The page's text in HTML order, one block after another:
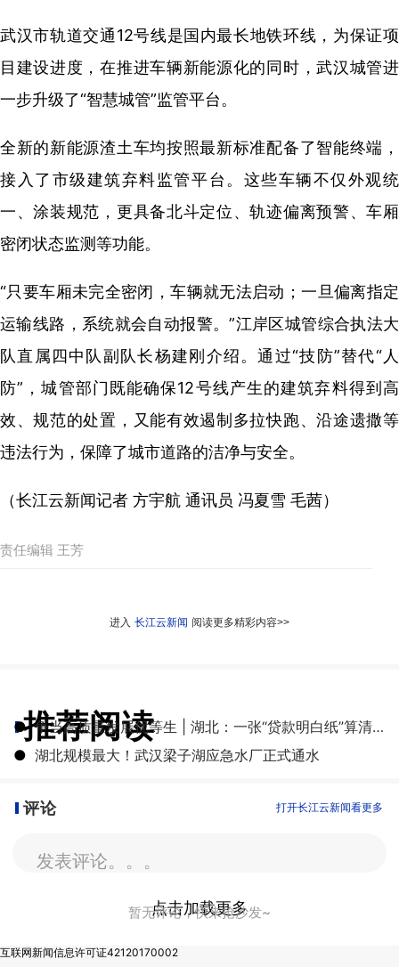
武汉市轨道交通12号线是国内最长地铁环线，为保证项
目建设进度，在推进车辆新能源化的同时，武汉城管进
一步升级了“智慧城管”监管平台。
全新的新能源渣土车均按照最新标准配备了智能终端，
接入了市级建筑弃料监管平台。这些车辆不仅外观统
一、涂装规范，更具备北斗定位、轨迹偏离预警、车厢
密闭状态监测等功能。
“只要车厢未完全密闭，车辆就无法启动；一旦偏离指定
运输线路，系统就会自动报警。”江岸区城管综合执法大
队直属四中队副队长杨建刚介绍。通过“技防”替代“人
防”，城管部门既能确保12号线产生的建筑弃料得到高
效、规范的处置，又能有效遏制多拉快跑、沿途遗撒等
违法行为，保障了城市道路的洁净与安全。
（长江云新闻记者 方宇航 通讯员 冯夏雪 毛茜）
责任编辑 王芳
进入 长江云新闻 阅读更多精彩内容>>
推荐阅读
●
争当高质量发展优等生 | 湖北：一张“贷款明白纸”算清融资成本账
● 湖北规模最大！武汉梁子湖应急水厂正式通水
评论 打开长江云新闻看更多
发表评论。。。
暂无评论，快来抢沙发~
点击加载更多
互联网新闻信息许可证42120170002